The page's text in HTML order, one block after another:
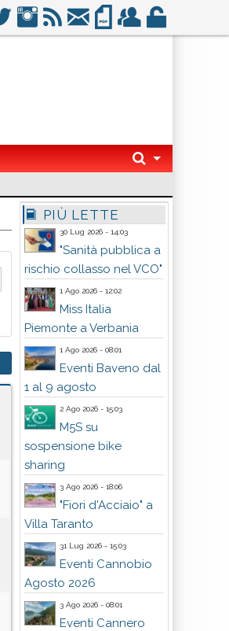
PIÙ LETTE
30 Lug 2026 - 14:03
"Sanità pubblica a
rischio collasso nel VCO"
1 Ago 2026 - 12:02
Miss Italia
Piemonte a Verbania
1 Ago 2026 - 08:01
Eventi Baveno dal
1 al 9 agosto
2 Ago 2026 - 15:03
M5S su
sospensione bike
sharing
3 Ago 2026 - 18:06
"Fiori d'Acciaio" a
Villa Taranto
31 Lug 2026 - 15:03
Eventi Cannobio
Agosto 2026
3 Ago 2026 - 08:01
Eventi Cannero